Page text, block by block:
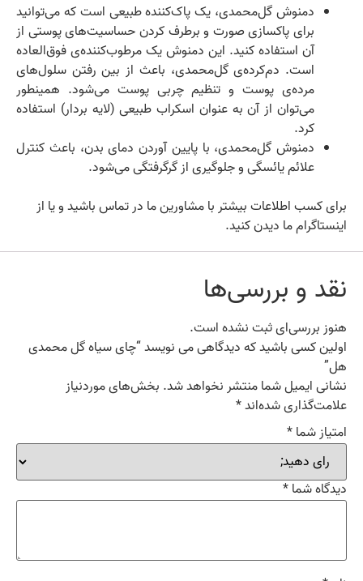
دمنوش گل‌محمدی، یک پاک‌کننده طبیعی است که می‌توانید
برای پاکسازی صورت و برطرف کردن حساسیت‌های پوستی از
آن استفاده کنید. این دمنوش یک مرطوب‌کننده‌ی فوق‌العاده
است. دم‌کرده‌ی گل‌محمدی، باعث از بین رفتن سلول‌های
مرد‌ه‌‌ی پوست و تنظیم چربی پوست می‌شود. همینطور
می‌توان از آن به عنوان اسکراب طبیعی (لایه بردار) استفاده
کرد.
دمنوش گل‌محمدی، با پایین آوردن دمای بدن، باعث کنترل
علائم یائسگی و جلوگیری از گرگرفتگی می‌شود.
برای کسب اطلاعات بیشتر با مشاورین ما در تماس باشید و یا از
اینستاگرام ما دیدن کنید.
نقد و بررسی‌ها
هنوز بررسی‌ای ثبت نشده است.
اولین کسی باشید که دیدگاهی می نویسد “چای سیاه گل‌ محمدی
هل”
نشانی ایمیل شما منتشر نخواهد شد. بخش‌های موردنیاز
علامت‌گذاری شده‌اند*
امتیاز شما*
دیدگاه شما*